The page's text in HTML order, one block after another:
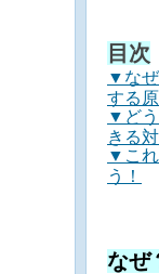
目次
▼な
する
▼ど
きる
▼これ
う！
なぜ